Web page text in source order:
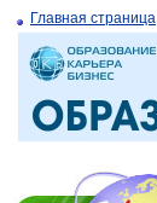
Главная страница